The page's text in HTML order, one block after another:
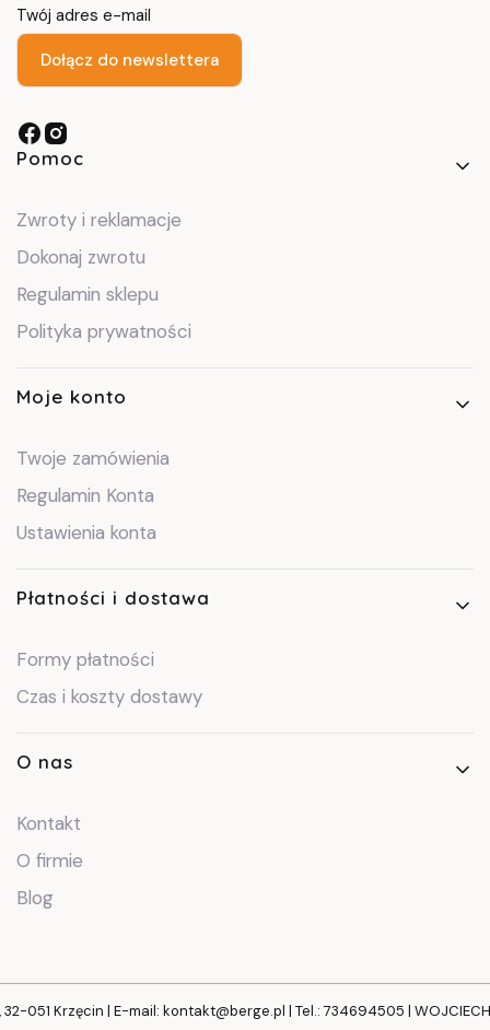
Twój adres e-mail
Dołącz do newslettera
Linki w stopce
Pomoc
Zwroty i reklamacje
Dokonaj zwrotu
Regulamin sklepu
Polityka prywatności
Moje konto
Twoje zamówienia
Regulamin Konta
Ustawienia konta
Płatności i dostawa
Formy płatności
Czas i koszty dostawy
O nas
Kontakt
O firmie
Blog
051 Krzęcin | E-mail: kontakt@berge.pl | Tel.: 734694505 | WOJCIECH